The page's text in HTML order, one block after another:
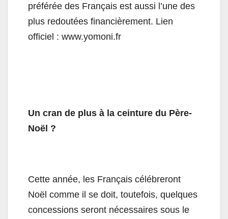
préférée des Français est aussi l’une des
plus redoutées financièrement. Lien
officiel : www.yomoni.fr
Un cran de plus à la ceinture du Père-
Noël ?
Cette année, les Français célébreront
Noël comme il se doit, toutefois, quelques
concessions seront nécessaires sous le